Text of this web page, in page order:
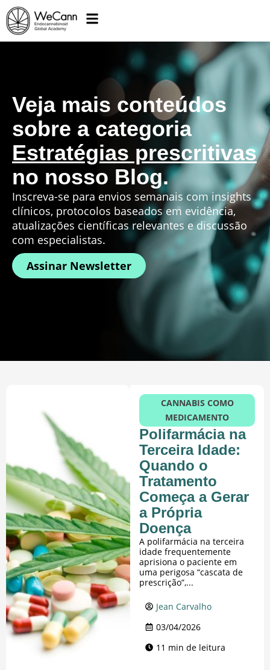
Veja mais conteúdos
sobre a categoria
Estratégias prescritivas
no nosso Blog.
Inscreva-se para envios semanais com insights
clínicos, protocolos baseados em evidência,
atualizações científicas relevantes e discussão
com especialistas.
Assinar Newsletter
CANNABIS COMO
MEDICAMENTO
Polifarmácia na
Terceira Idade:
Quando o
Tratamento
Começa a Gerar
a Própria
Doença
A polifarmácia na terceira
idade frequentemente
aprisiona o paciente em
uma perigosa “cascata de
prescrição”,...
Jean Carvalho
03/04/2026
11 min de leitura